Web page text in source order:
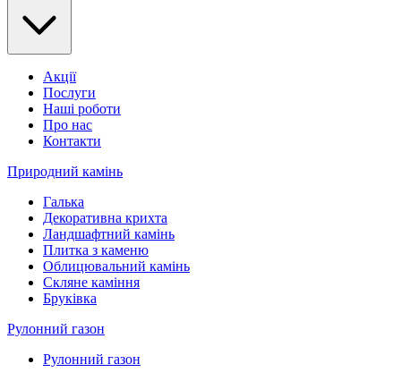
Акції
Послуги
Наші роботи
Про нас
Контакти
Природний камінь
Галька
Декоративна крихта
Ландшафтний камінь
Плитка з каменю
Облицювальний камінь
Скляне каміння
Бруківка
Рулонний газон
Рулонний газон